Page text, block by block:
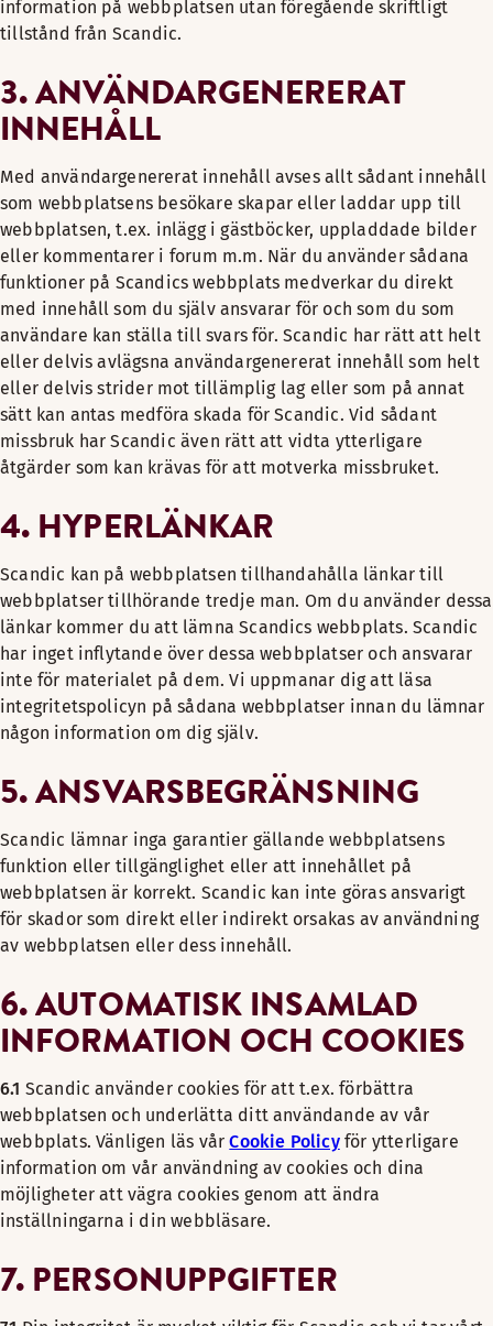
information på webbplatsen utan föregående skriftligt
tillstånd från Scandic.
3. ANVÄNDARGENERERAT
INNEHÅLL
Med användargenererat innehåll avses allt sådant innehåll
som webbplatsens besökare skapar eller laddar upp till
webbplatsen, t.ex. inlägg i gästböcker, uppladdade bilder
eller kommentarer i forum m.m. När du använder sådana
funktioner på Scandics webbplats medverkar du direkt
med innehåll som du själv ansvarar för och som du som
användare kan ställa till svars för. Scandic har rätt att helt
eller delvis avlägsna användargenererat innehåll som helt
eller delvis strider mot tillämplig lag eller som på annat
sätt kan antas medföra skada för Scandic. Vid sådant
missbruk har Scandic även rätt att vidta ytterligare
åtgärder som kan krävas för att motverka missbruket.
4. HYPERLÄNKAR
Scandic kan på webbplatsen tillhandahålla länkar till
webbplatser tillhörande tredje man. Om du använder dessa
länkar kommer du att lämna Scandics webbplats. Scandic
har inget inflytande över dessa webbplatser och ansvarar
inte för materialet på dem. Vi uppmanar dig att läsa
integritetspolicyn på sådana webbplatser innan du lämnar
någon information om dig själv.
5. ANSVARSBEGRÄNSNING
Scandic lämnar inga garantier gällande webbplatsens
funktion eller tillgänglighet eller att innehållet på
webbplatsen är korrekt. Scandic kan inte göras ansvarigt
för skador som direkt eller indirekt orsakas av användning
av webbplatsen eller dess innehåll.
6. AUTOMATISK INSAMLAD
INFORMATION OCH COOKIES
6.1 Scandic använder cookies för att t.ex. förbättra
webbplatsen och underlätta ditt användande av vår
webbplats. Vänligen läs vårCookie Policyför ytterligare
information om vår användning av cookies och dina
möjligheter att vägra cookies genom att ändra
inställningarna i din webbläsare.
7. PERSONUPPGIFTER